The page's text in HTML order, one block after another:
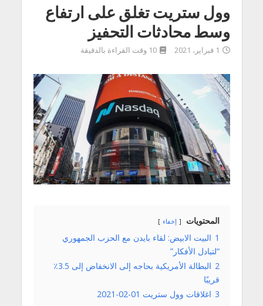
وول ستريت تغلق على ارتفاع
وسط محادثات التحفيز
1 فبراير، 2021 10 وقت القراءة بالدقيقة
المحتويات إخفاء
1 البيت الابيض: لقاء بايدن مع الحزب الجمهوري
“لتبادل الأفكار”
2
البطالة الأمريكية بحاجه إلى الانخفاض إلى 3.5٪
قريبًا
3 اغلاقات وول ستريت 01-02-2021